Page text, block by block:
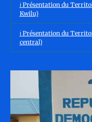
ℹ️ Présentation du
Kwilu)
ℹ️ Présentation du
central)